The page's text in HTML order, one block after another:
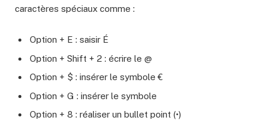
caractères spéciaux comme :
Option + E : saisir É
Option + Shift + 2 : écrire le @
Option + $ : insérer le symbole €
Option + G : insérer le symbole
Option + 8 : réaliser un bullet point (•)